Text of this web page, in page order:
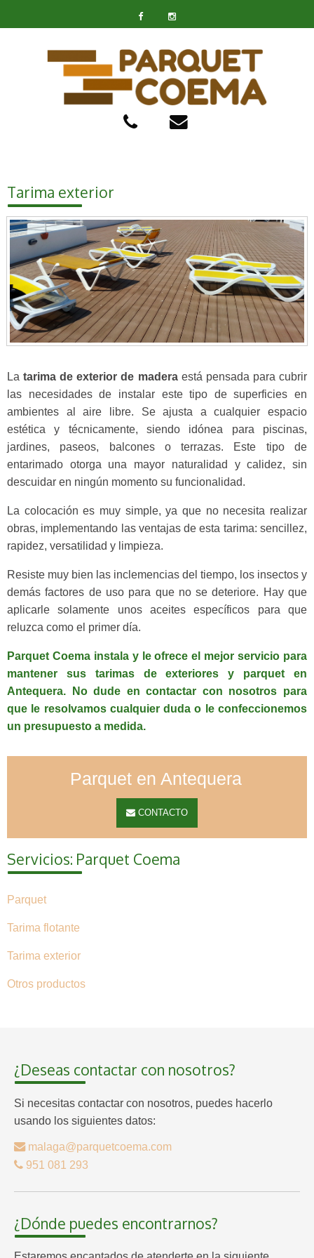
Tarima exterior
La tarima de exterior de maderaestá pensada para cubrir
las necesidades de instalar este tipo de superficies en
ambientes al aire libre. Se ajusta a cualquier espacio
estética y técnicamente, siendo idónea para piscinas,
jardines, paseos, balcones o terrazas. Este tipo de
entarimado otorga una mayor naturalidad y calidez, sin
descuidar en ningún momento su funcionalidad.
La colocación es muy simple, ya que no necesita realizar
obras, implementando las ventajas de esta tarima: sencillez,
rapidez, versatilidad y limpieza.
Resiste muy bien las inclemencias del tiempo, los insectos y
demás factores de uso para que no se deteriore. Hay que
aplicarle solamente unos aceites específicos para que
reluzca como el primer día.
Parquet Coema instala y le ofrece el mejor servicio para
mantener sus tarimas de exteriores y parquet en
Antequera. No dude en contactar con nosotros para
que le resolvamos cualquier duda o le confeccionemos
un presupuesto a medida.
Parquet en Antequera
CONTACTO
Servicios: Parquet Coema
Parquet
Tarima flotante
Tarima exterior
Otros productos
¿Deseas contactar con nosotros?
Si necesitas contactar con nosotros, puedes hacerlo
usando los siguientes datos:
malaga@parquetcoema.com
951 081 293
¿Dónde puedes encontrarnos?